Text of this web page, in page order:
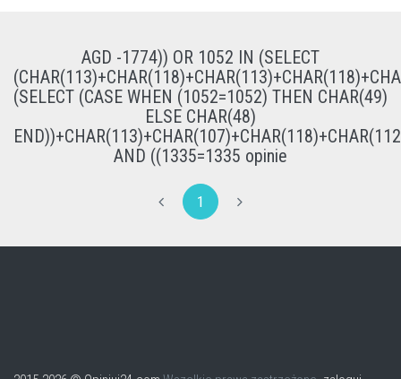
AGD -1774)) OR 1052 IN (SELECT
(SELECT (CASE WHEN (1052=1052) THEN CHAR(49)
ELSE CHAR(48)
AND ((1335=1335 opinie
1